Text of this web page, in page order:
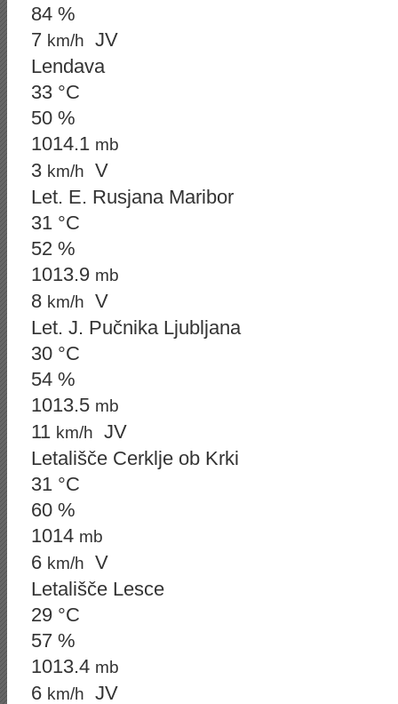
84 %
7 km/h
JV
Lendava
33 °C
50 %
1014.1 mb
3 km/h
V
Let. E. Rusjana Maribor
31 °C
52 %
1013.9 mb
8 km/h
V
Let. J. Pučnika Ljubljana
30 °C
54 %
1013.5 mb
11 km/h
JV
Letališče Cerklje ob Krki
31 °C
60 %
1014 mb
6 km/h
V
Letališče Lesce
29 °C
57 %
1013.4 mb
6 km/h JV